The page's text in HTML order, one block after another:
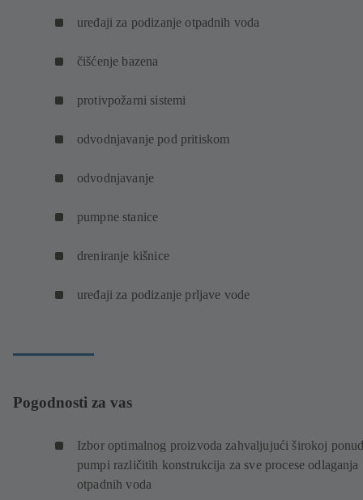
uređaji za podizanje otpadnih voda
čišćenje bazena
protivpožarni sistemi
odvodnjavanje pod pritiskom
odvodnjavanje
pumpne stanice
dreniranje kišnice
uređaji za podizanje prljave vode
Pogodnosti za vas
Izbor optimalnog proizvoda zahvaljujući širokoj
pumpi različitih konstrukcija za sve procese odlaganja
otpadnih voda